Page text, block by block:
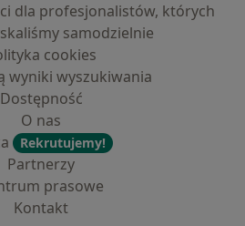
dla profesjonalistów, których
samodzielnie
cookies
wyniki wyszukiwania
Dostępność
O nas
Rekrutujemy!
Partnerzy
prasowe
Kontakt